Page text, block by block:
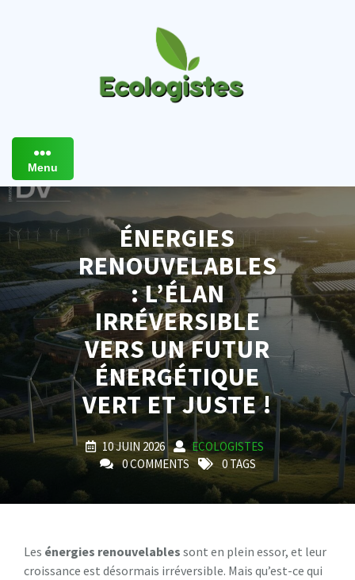
Menu
ÉNERGIES
RENOUVELABLES
: L’ÉLAN
IRRÉVERSIBLE
VERS UN FUTUR
ÉNERGÉTIQUE
VERT ET JUSTE !
10 JUIN 2026
ECOLOGISTES
0 COMMENTS
0 TAGS
Les énergies renouvelables sont en plein essor, et leur
croissance est désormais irréversible. Mais qu’est-ce qui